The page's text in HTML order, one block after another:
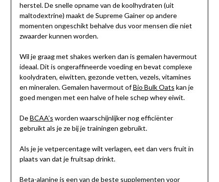
herstel. De snelle opname van de koolhydraten (uit
maltodextrine) maakt de Supreme Gainer op andere
momenten ongeschikt behalve dus voor mensen die niet
zwaarder kunnen worden.
Wil je graag met shakes werken dan is gemalen havermout
ideaal. Dit is ongeraffineerde voeding en bevat complexe
koolydraten, eiwitten, gezonde vetten, vezels, vitamines
en mineralen. Gemalen havermout ofBio Bulk Oats kan je
goed mengen met een halve of hele schep whey eiwit.
DeBCAA’s worden waarschijnlijker nog efficiënter
gebruikt als je ze bij je trainingen gebruikt.
Als je je vetpercentage wilt verlagen, eet dan vers fruit in
plaats van dat je fruitsap drinkt.
Beta-alanineis een van de beste supplementen voor